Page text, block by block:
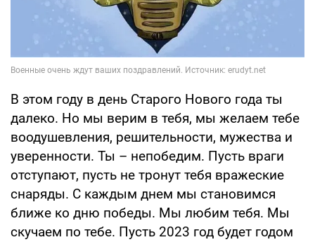
В этом году в день Старого Нового года ты
далеко. Но мы верим в тебя, мы желаем тебе
воодушевления, решительности, мужества и
уверенности. Ты – непобедим. Пусть враги
отступают, пусть не тронут тебя вражеские
снаряды. С каждым днем мы становимся
ближе ко дню победы. Мы любим тебя. Мы
скучаем по тебе. Пусть 2023 год будет годом